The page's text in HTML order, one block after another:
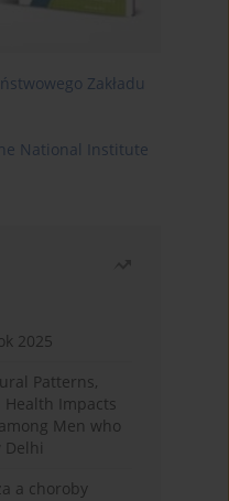
Zakładu
National Institute
2025
Patterns,
Impacts
Men who
Delhi
a choroby